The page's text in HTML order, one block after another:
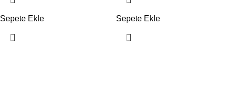
Sepete Ekle Sepete Ekle